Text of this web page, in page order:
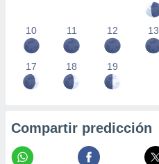
10 11 12 13
17 18 19
Compartir predicción